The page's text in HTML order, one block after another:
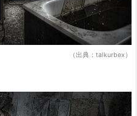
（出典：talkurbex）